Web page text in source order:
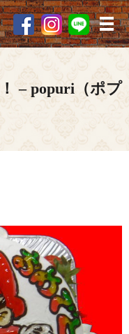
メ
– popuri（ポプ